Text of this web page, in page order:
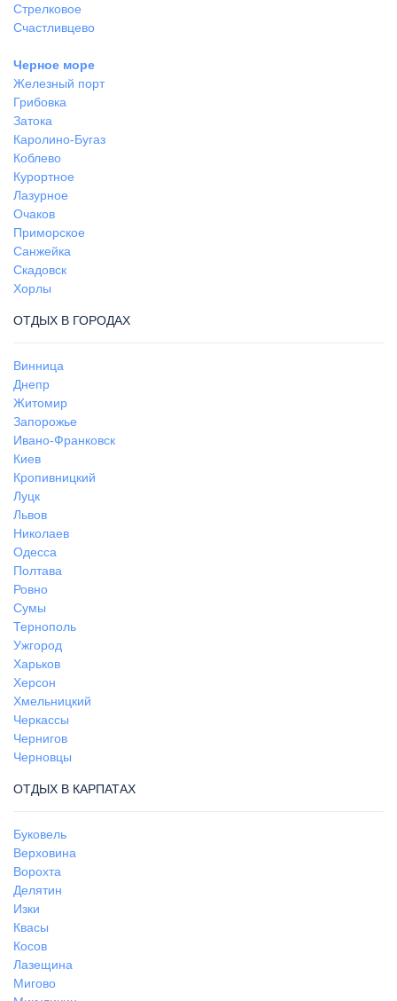
Стрелковое
Счастливцево
Черное море
Железный порт
Грибовка
Затока
Каролино-Бугаз
Коблево
Курортное
Лазурное
Очаков
Приморское
Санжейка
Скадовск
Хорлы
ОТДЫХ В ГОРОДАХ
Винница
Днепр
Житомир
Запорожье
Ивано-Франковск
Киев
Кропивницкий
Луцк
Львов
Николаев
Одесса
Полтава
Ровно
Сумы
Тернополь
Ужгород
Харьков
Херсон
Хмельницкий
Черкассы
Чернигов
Черновцы
ОТДЫХ В КАРПАТАХ
Буковель
Верховина
Ворохта
Делятин
Изки
Квасы
Косов
Лазещина
Мигово